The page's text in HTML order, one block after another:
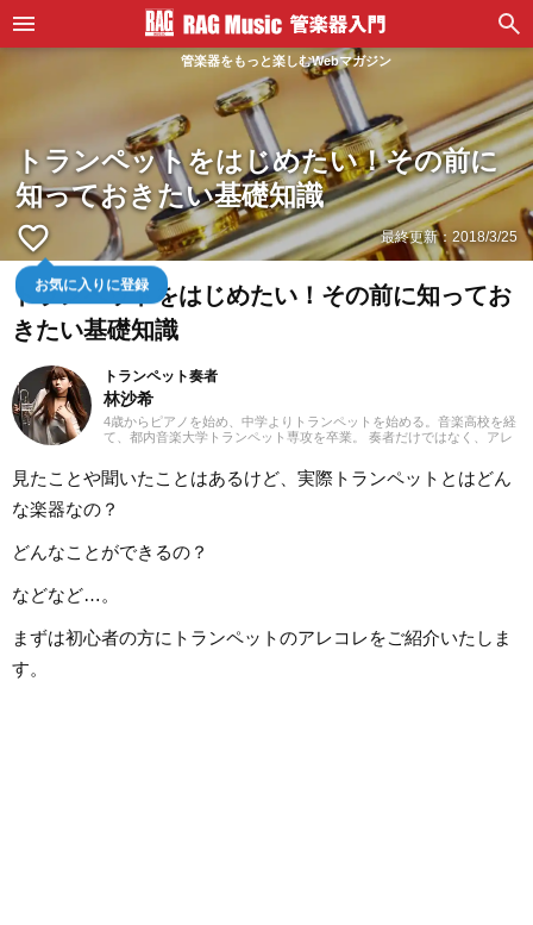
管楽器をもっと楽しむWebマガジン
トランペットをはじめたい！その前に
知っておきたい基礎知識
favorite_border
お気に入りに登録
最終更新： 2018/3/25
トランペットをはじめたい！その前に知ってお
きたい基礎知識
トランペット奏者
林沙希
4歳からピアノを始め、中学よりトランペットを始める。音楽高校を経
て、都内音楽大学トランペット専攻を卒業。 奏者だけではなく、アレ
でも自主企画ライブを毎年行う。 音楽アーティストのレコーディング
に参加し、全国公演オーケストラアレンジャーチームにも参加。
見たことや聞いたことはあるけど、実際トランペットとはどん
な楽器なの？
どんなことができるの？
などなど…。
まずは初心者の方にトランペットのアレコレをご紹介いたしま
す。